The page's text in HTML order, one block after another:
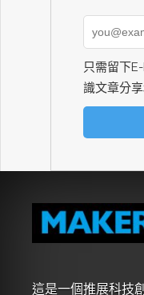
只需留下
識文章分
這是一個推展科技